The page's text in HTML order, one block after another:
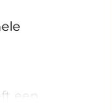
een